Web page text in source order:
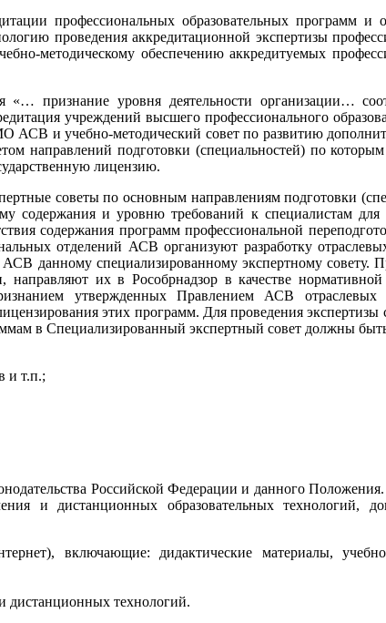
профессиональных образовательных программ и
проведения аккредитационной экспертизы
методическому обеспечению аккредитуемых
признание уровня деятельности организации…
учреждений высшего профессионального
АСВ и учебно-методический совет по развитию
подготовки (специальностей) по которым
лицензию.
советы по основным направлениям подготовки
содержания и уровню требований к специалистам
содержания программ профессиональной
отделений АСВ организуют разработку
данному специализированному экспертному
их в Рособрнадзор в качестве нормативной
утвержденных Правлением АСВ отраслевых
этих программ. Для проведения экспертизы
в Специализированный экспертный совет должны
и т.п.;
Российской Федерации и данного
и дистанционных образовательных технологий,
включающие: дидактические материалы,
дистанционных технологий.